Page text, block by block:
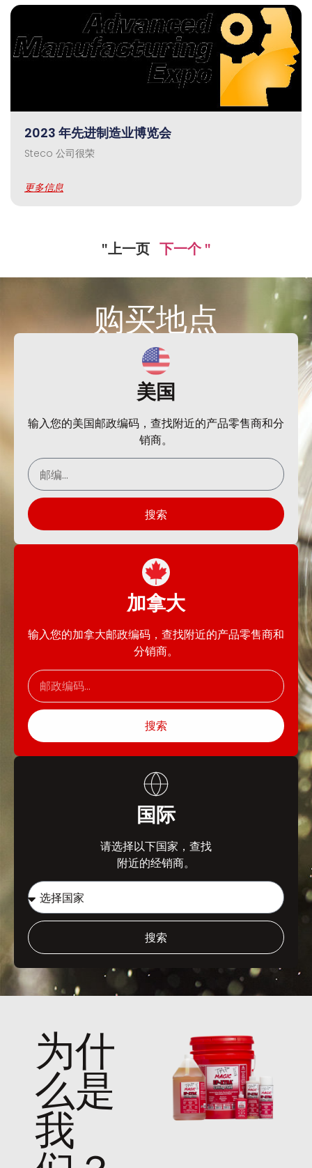
2023 年先进制造业博览会
Steco 公司很荣
更多信息
"上一页 下一个 "
购买地点
美国
输入您的美国邮政编码，查找附近的产品零售商和分
销商。
搜索
加拿大
输入您的加拿大邮政编码，查找附近的产品零售商和
分销商。
搜索
国际
请选择以下国家，查找
附近的经销商。
搜索
为什
么是
我